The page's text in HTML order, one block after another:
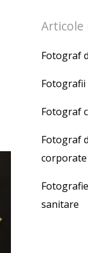
Articole
Fotograf
Fotografii
Fotograf
Fotograf
corporate
sanitare